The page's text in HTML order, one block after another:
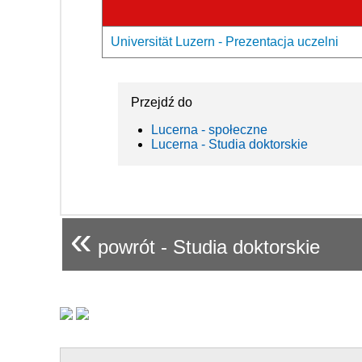
Universität Luzern - Prezentacja uczelni
Przejdź do
Lucerna - społeczne
Lucerna - Studia doktorskie
« powrót - Studia doktorskie